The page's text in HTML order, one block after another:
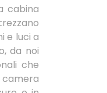
cabina
e luci a
da noi
che
camera